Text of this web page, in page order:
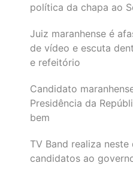
política da chapa ao
Juiz maranhense é
de vídeo e escuta
e refeitório
Candidato
Presidência da
bem
TV Band realiza
candidatos ao